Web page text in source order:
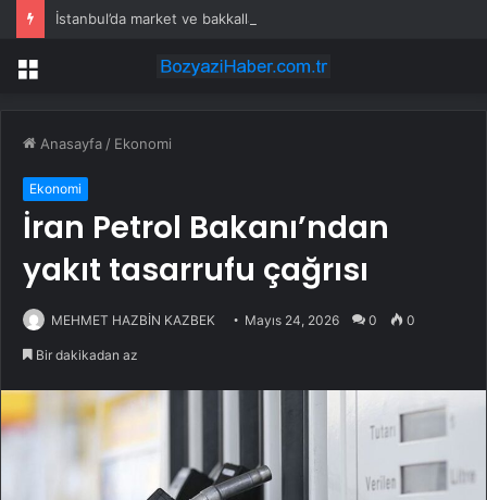
Menü
Anasayfa / Ekonomi
Ekonomi
İran Petrol Bakanı’ndan
yakıt tasarrufu çağrısı
MEHMET HAZBİN KAZBEK Mayıs 24, 2026 0 0
Bir dakikadan az